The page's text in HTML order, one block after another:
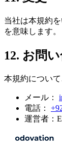
当社は本規約
を意味します。
12. お問
本規約につい
メール：
電話：
運営者：